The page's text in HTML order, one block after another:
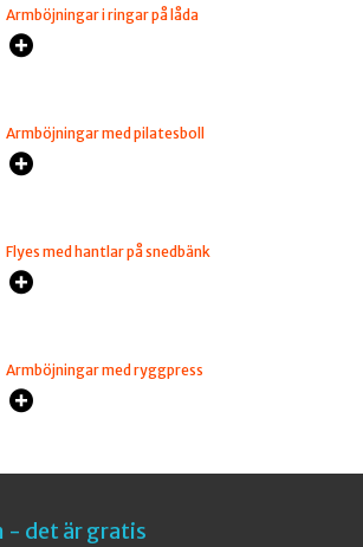
Armböjningar i ringar på låda
Armböjningar med pilatesboll
Flyes med hantlar på snedbänk
Armböjningar med ryggpress
- det är gratis